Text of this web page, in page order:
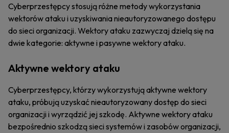
Cyberprzestępcy stosują różne metody wykorzystania
wektorów ataku i uzyskiwania nieautoryzowanego dostępu
do sieci organizacji. Wektory ataku zazwyczaj dzielą się na
dwie kategorie: aktywne i pasywne wektory ataku.
Aktywne wektory ataku
Cyberprzestępcy, którzy wykorzystują aktywne wektory
ataku, próbują uzyskać nieautoryzowany dostęp do sieci
organizacji i wyrządzić jej szkodę. Aktywne wektory ataku
bezpośrednio szkodzą sieci systemów i zasobów organizacji,